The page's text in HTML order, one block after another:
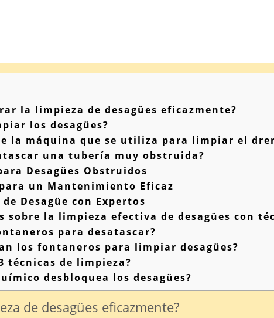
la limpieza de desagües eficazmente?
los desagües?
la máquina que se utiliza para limpiar el
una tubería muy obstruida?
Desagües Obstruidos
un Mantenimiento Eficaz
Desagüe con Expertos
sobre la limpieza efectiva de desagües con
para desatascar?
los fontaneros para limpiar desagües?
técnicas de limpieza?
desbloquea los desagües?
de desagües eficazmente?